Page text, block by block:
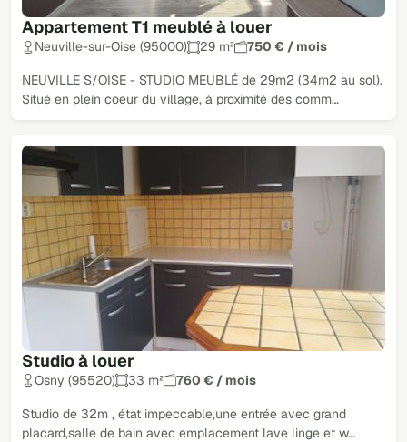
Appartement T1 meublé à louer
Neuville-sur-Oise (95000) 29 m² 750 € / mois
NEUVILLE S/OISE - STUDIO MEUBLÉ de 29m2 (34m2 au sol).
Situé en plein coeur du village, à proximité des comm…
Studio à louer
Osny (95520) 33 m² 760 € / mois
Studio de 32m , état impeccable,une entrée avec grand
placard,salle de bain avec emplacement lave linge et w…